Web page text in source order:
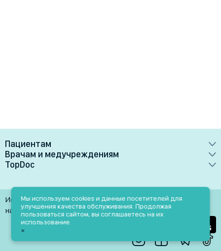
Пациентам
Врачи
Клиники
Лаборатории
Услуги
Блог
Акции и скидки
Врачам и медучреждениям
Преимущества
Медучреждениям
Врачам
TopDoc
Контакты
Помощь
Использование материалов разрешено только при
наличии активной ссылки на источник
Мы используем cookies и данные посетителей для
улучшения качества обслуживания. Продолжая
пользоваться сайтом, вы соглашаетесь на их
использование.
×